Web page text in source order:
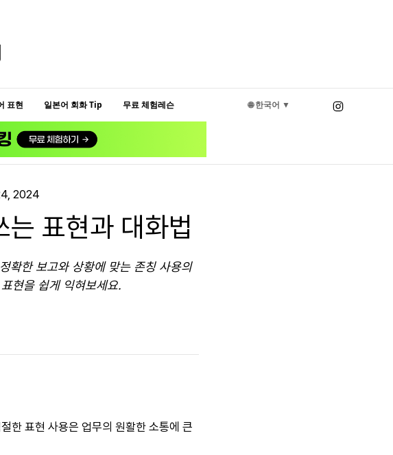
표현 일본어 회화 Tip 무료 체험레슨 🌐 한국어 ▼
2024
표현과 대화법
확한 보고와 상황에 맞는 존칭 사용의
현을 쉽게 익혀보세요.
한 표현 사용은 업무의 원활한 소통에 큰